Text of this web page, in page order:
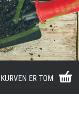
KURVEN ER TOM